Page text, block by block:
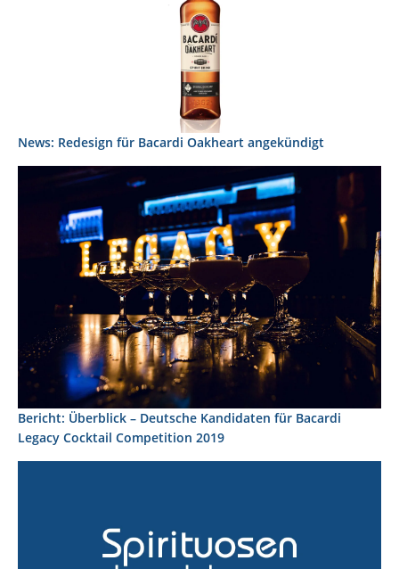
News: Redesign für Bacardi Oakheart angekündigt
Bericht: Überblick – Deutsche Kandidaten für Bacardi
Legacy Cocktail Competition 2019